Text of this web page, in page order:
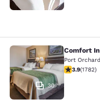
Comfort Inn
30
Comfort
Port Orchard
Calificación
3.9(1782)